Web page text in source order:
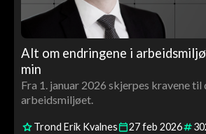
Alt om endringene i
min
Fra 1. januar 2026 skjerpes kravene
arbeidsmiljøet.
Trond Erik Kvalnes 27feb 2026